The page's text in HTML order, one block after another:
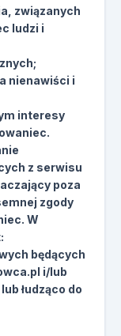
związanych
ludzi i
nienawiści i
interesy
z serwisu
poza
zgody
W
będących
i/lub
łudząco do